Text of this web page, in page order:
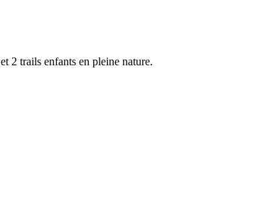
et 2 trails enfants en pleine nature.